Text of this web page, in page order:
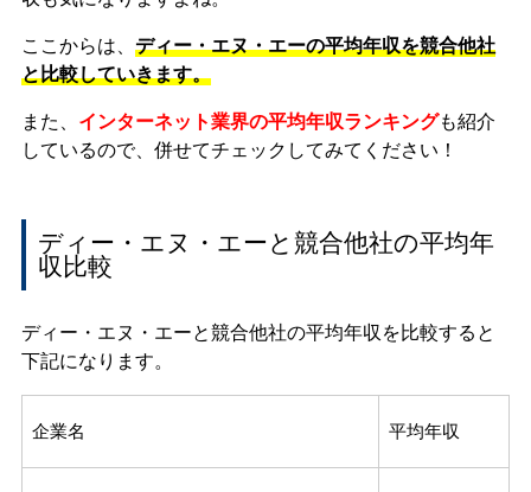
ここからは、 ディー・エヌ・エーの平均年収を競合他社
と比較していきます。
また、 インターネット業界の平均年収ランキングも紹介
しているので、併せてチェックしてみてください！
ディー・エヌ・エーと競合他社の平均年
収比較
ディー・エヌ・エーと競合他社の平均年収を比較すると
下記になります。
企業名 平均年収